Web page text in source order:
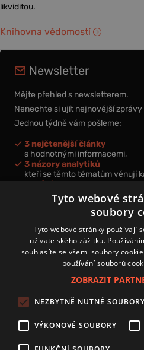
likviditou.
Knihovna vědomostí
Newsletter
Mějte přehled s newsletterem.
Nenechte si ujít nejnovější
Jednou týdně vám pošleme:
3 nejčtenější články
s hodnotnými informacemi,
3 názory analytiků
kteří se těmto tématům věnují
nová videa a podcasty
k prohloubení vašich znalostí.
Přihlášením k newsletteru
zpracování osobních údajů.
Zásady používání souborů cookies
Autoři
Nastavení cookies
Tyto webové
soubory
Tyto webové stránky používají
uživatelského zážitku.
souhlasíte se všemi soubory
používání souborů
ZOBRAZIT
NEZBYTNĚ NUTNÉ SOUBORY
VÝKONOVÉ SOUBORY